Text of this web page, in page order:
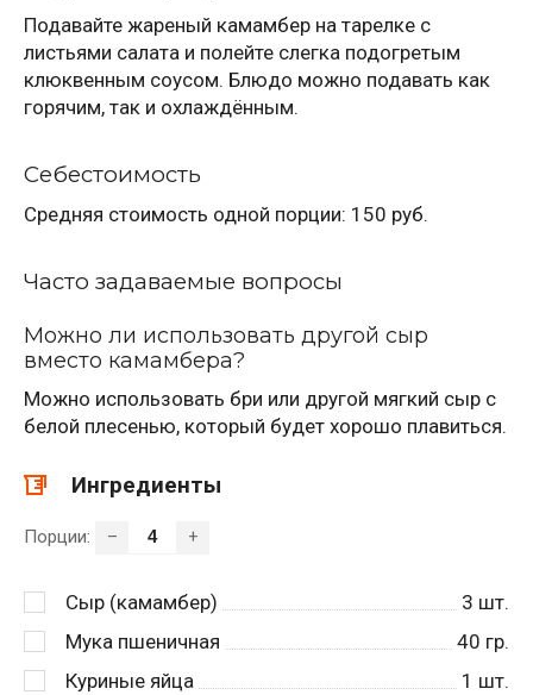
Подавайте жареный камамбер на тарелке с
листьями салата и полейте слегка подогретым
клюквенным соусом. Блюдо можно подавать как
горячим, так и охлаждённым.
Себестоимость
Средняя стоимость одной порции: 150 руб.
Часто задаваемые вопросы
Можно ли использовать другой сыр
вместо камамбера?
Можно использовать бри или другой мягкий сыр с
белой плесенью, который будет хорошо плавиться.
Ингредиенты
Порции: – +
Сыр (камамбер) 3 шт.
Мука пшеничная
40 гр.
Куриные яйца
1 шт.